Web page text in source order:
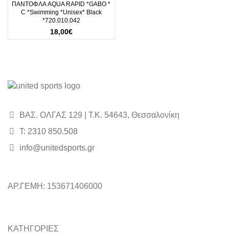
ΠΑΝΤΟΦΛΑ AQUA RAPID *GABO *
C *Swimming *Unisex* Black
*720.010.042
18,00€
ΒΑΣ. ΟΛΓΑΣ 129 | Τ.Κ. 54643, Θεσσαλονίκη
Τ: 2310 850.508
info@unitedsports.gr
ΑΡ.ΓΕΜΗ: 153671406000
ΚΑΤΗΓΟΡΙΕΣ